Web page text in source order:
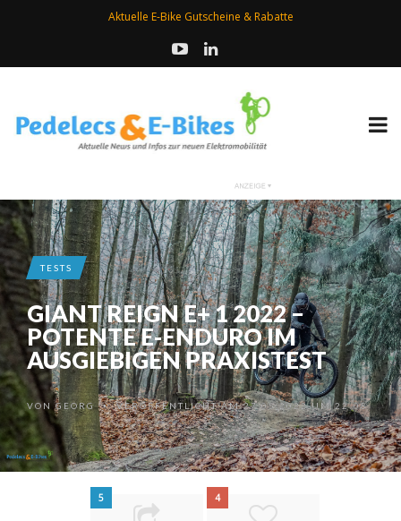
Aktuelle E-Bike Gutscheine & Rabatte
TESTS
GIANT REIGN E+ 1 2022 –
POTENTE E-ENDURO IM
AUSGIEBIGEN PRAXISTEST
VONGEORG •VERÖFFENTLICHT AM 27.05.2022 UM 22:08
5 4